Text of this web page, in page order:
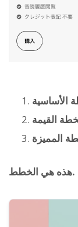
هذه هي الخطط.